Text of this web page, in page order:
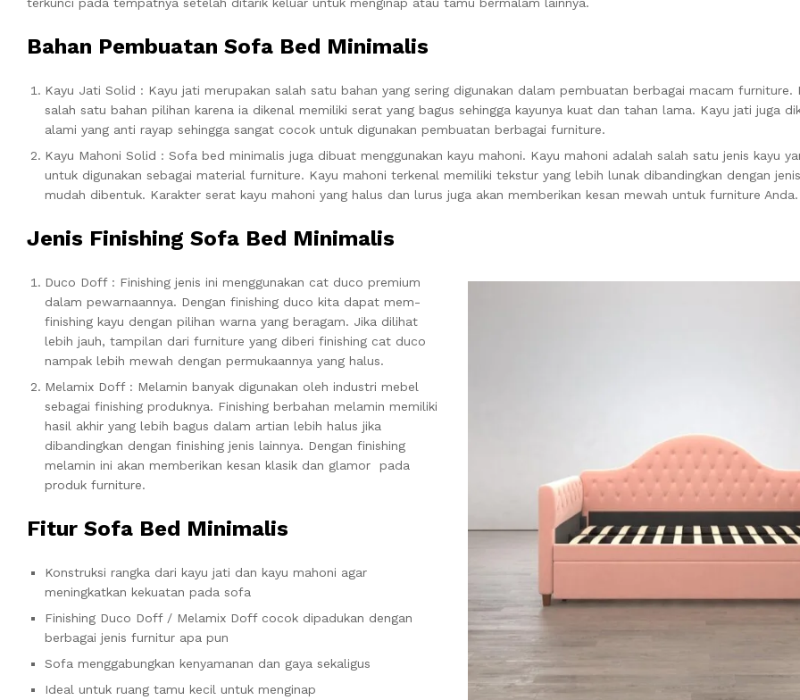
Bahan Pembuatan Sofa Bed Minimalis
Kayu Jati Solid : Kayu jati merupakan salah satu bahan yang sering digunakan dalam pembuatan berbagai macam furniture.
salah satu bahan pilihan karena ia dikenal memiliki serat yang bagus sehingga kayunya kuat dan tahan lama. Kayu jati juga
alami yang anti rayap sehingga sangat cocok untuk digunakan pembuatan berbagai furniture.
Kayu Mahoni Solid : Sofa bed minimalis juga dibuat menggunakan kayu mahoni. Kayu mahoni adalah salah satu jenis kayu
untuk digunakan sebagai material furniture. Kayu mahoni terkenal memiliki tekstur yang lebih lunak dibandingkan dengan
mudah dibentuk. Karakter serat kayu mahoni yang halus dan lurus juga akan memberikan kesan mewah untuk furniture Anda.
Jenis Finishing Sofa Bed Minimalis
Duco Doff : Finishing jenis ini menggunakan cat duco premium
dalam pewarnaannya. Dengan finishing duco kita dapat mem-
finishing kayu dengan pilihan warna yang beragam. Jika dilihat
lebih jauh, tampilan dari furniture yang diberi finishing cat duco
nampak lebih mewah dengan permukaannya yang halus.
Melamix Doff : Melamin banyak digunakan oleh industri mebel
sebagai finishing produknya. Finishing berbahan melamin memiliki
hasil akhir yang lebih bagus dalam artian lebih halus jika
dibandingkan dengan finishing jenis lainnya. Dengan finishing
melamin ini akan memberikan kesan klasik dan glamor pada
produk furniture.
Fitur Sofa Bed Minimalis
Konstruksi rangka dari kayu jati dan kayu mahoni agar
meningkatkan kekuatan pada sofa
Finishing Duco Doff / Melamix Doff cocok dipadukan dengan
berbagai jenis furnitur apa pun
Sofa menggabungkan kenyamanan dan gaya sekaligus
Ideal untuk ruang tamu kecil untuk menginap